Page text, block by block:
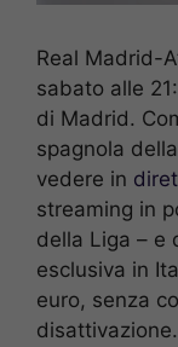
Real Madrid-
sabato alle
di Madrid.
spagnola
vedere in
streaming in
della Liga – e
esclusiva in
euro, senza
disattivazione.